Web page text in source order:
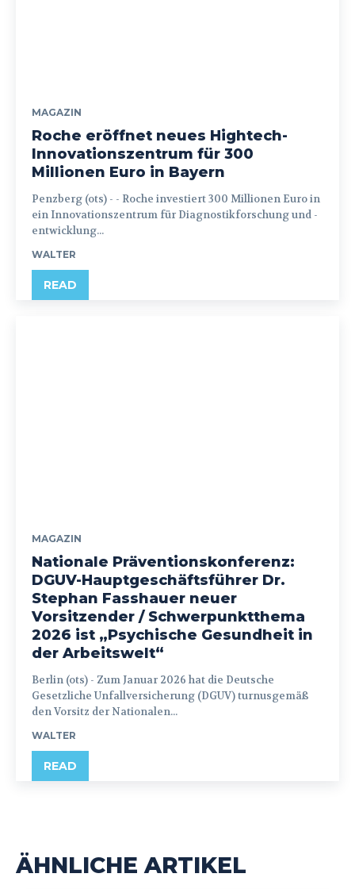
MAGAZIN
Roche eröffnet neues Hightech-
Innovationszentrum für 300
Millionen Euro in Bayern
Penzberg (ots) - - Roche investiert 300 Millionen Euro in
ein Innovationszentrum für Diagnostikforschung und -
entwicklung...
WALTER
READ
MAGAZIN
Nationale Präventionskonferenz:
DGUV-Hauptgeschäftsführer Dr.
Stephan Fasshauer neuer
Vorsitzender / Schwerpunktthema
2026 ist „Psychische Gesundheit in
der Arbeitswelt“
Berlin (ots) - Zum Januar 2026 hat die Deutsche
Gesetzliche Unfallversicherung (DGUV) turnusgemäß
den Vorsitz der Nationalen...
WALTER
READ
ÄHNLICHE ARTIKEL